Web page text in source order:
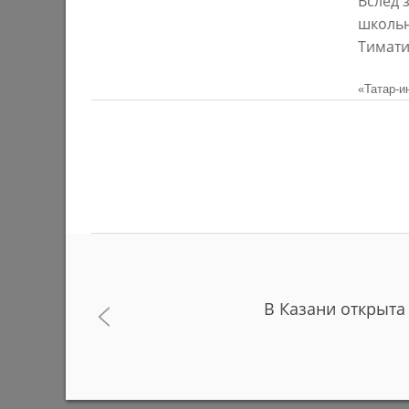
03/08/
У озера на бульваре «Ярдэм» высадят
И.
«Татар-
В Казани